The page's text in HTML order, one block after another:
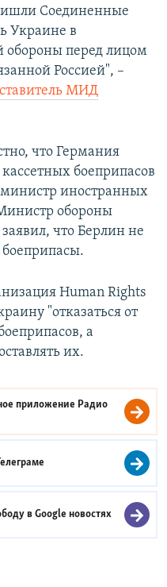
Соединенные
Украине в
обороны перед лицом
Россией", –
МИД
что Германия
боеприпасов
министр иностранных
обороны
что Берлин не
боеприпасы.
Human Rights
"отказаться от
а
их.
приложение Радио
вGoogle новостях